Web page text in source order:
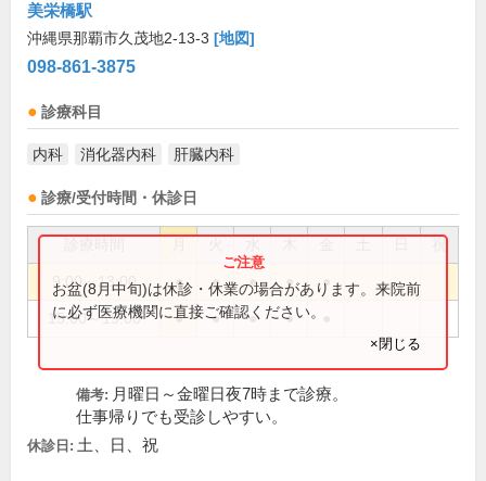
美栄橋駅
沖縄県那覇市久茂地2-13-3 [地図]
098-861-3875
診療科目
内科 消化器内科 肝臓内科
診療/受付時間・休診日
祝
9:00～13:00 ● ● ● ● ●
15:00～19:00 ● ● ● ●
お盆(8月中旬)は休診・休業の場合があります。来院前
に必ず医療機関に直接ご確認ください。
×閉じる
備考: 月曜日～金曜日夜7時まで診療。
仕事帰りでも受診しやすい。
休診日: 土、日、祝